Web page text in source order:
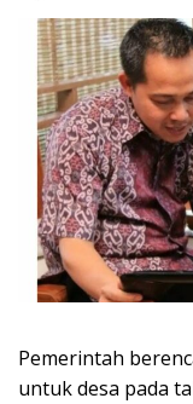
Pemerintah
untuk desa pada